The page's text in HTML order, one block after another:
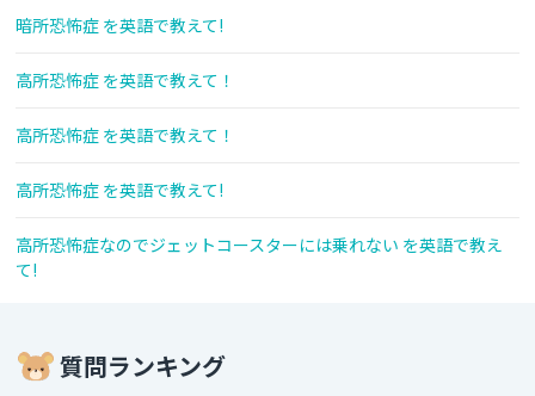
暗所恐怖症 を英語で教えて!
高所恐怖症 を英語で教えて！
高所恐怖症 を英語で教えて！
高所恐怖症 を英語で教えて!
高所恐怖症なのでジェットコースターには乗れない を英語で教え
て!
質問ランキング